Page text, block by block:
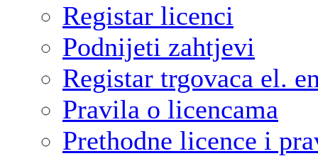
Registar licenci
Podnijeti zahtjevi
Registar trgovaca el.
Pravila o licencama
Prethodne licence i